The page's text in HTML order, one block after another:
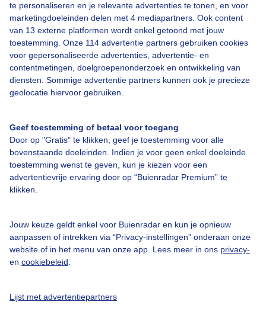
te personaliseren en je relevante advertenties te tonen, en voor
marketingdoeleinden delen met 4 mediapartners. Ook content
van 13 externe platformen wordt enkel getoond met jouw
toestemming. Onze 114 advertentie partners gebruiken cookies
voor gepersonaliseerde advertenties, advertentie- en
contentmetingen, doelgroepenonderzoek en ontwikkeling van
diensten. Sommige advertentie partners kunnen ook je precieze
geolocatie hiervoor gebruiken.
Geef toestemming of betaal voor toegang
Door op "Gratis" te klikken, geef je toestemming voor alle
bovenstaande doeleinden. Indien je voor geen enkel doeleinde
toestemming wenst te geven, kun je kiezen voor een
advertentievrije ervaring door op “Buienradar Premium” te
klikken.
Jouw keuze geldt enkel voor Buienradar en kun je opnieuw
aanpassen of intrekken via “Privacy-instellingen” onderaan onze
website of in het menu van onze app. Lees meer in ons privacy-
en cookiebeleid
Lijst met advertentiepartners
Over Buienradar
Contact
Toegankelijkheid
Gebruikersvoorwaarden
Buienradar Team
Privacy beleid
Cookie beleid
Gratis weerdata